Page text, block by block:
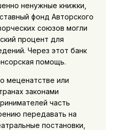
ненужные книжки,
фонд Авторского
союзов могли
процент для
Через этот банк
помощь.
меценатстве или
законами
часть
передавать на
постановки,